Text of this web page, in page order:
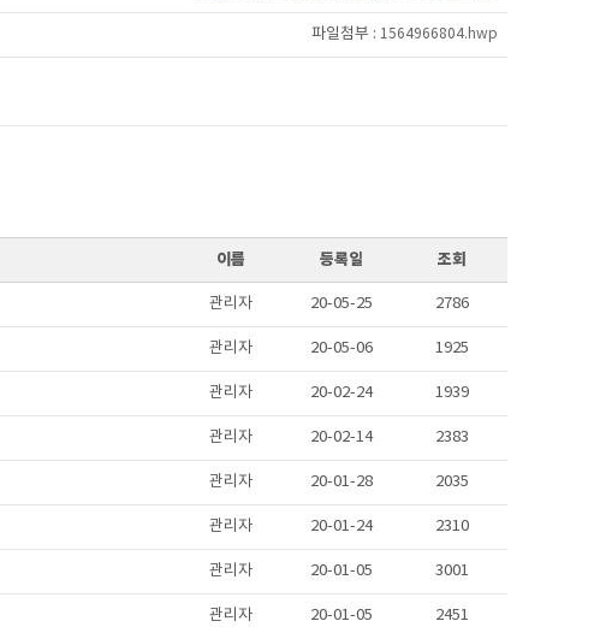
파일첨부 : 1564966804.hwp
이름 등록일 조회
관리자 20-05-25 2786
관리자 20-05-06 1925
관리자 20-02-24 1939
관리자 20-02-14 2383
관리자 20-01-28 2035
관리자 20-01-24 2310
관리자 20-01-05 3001
관리자 20-01-05 2451